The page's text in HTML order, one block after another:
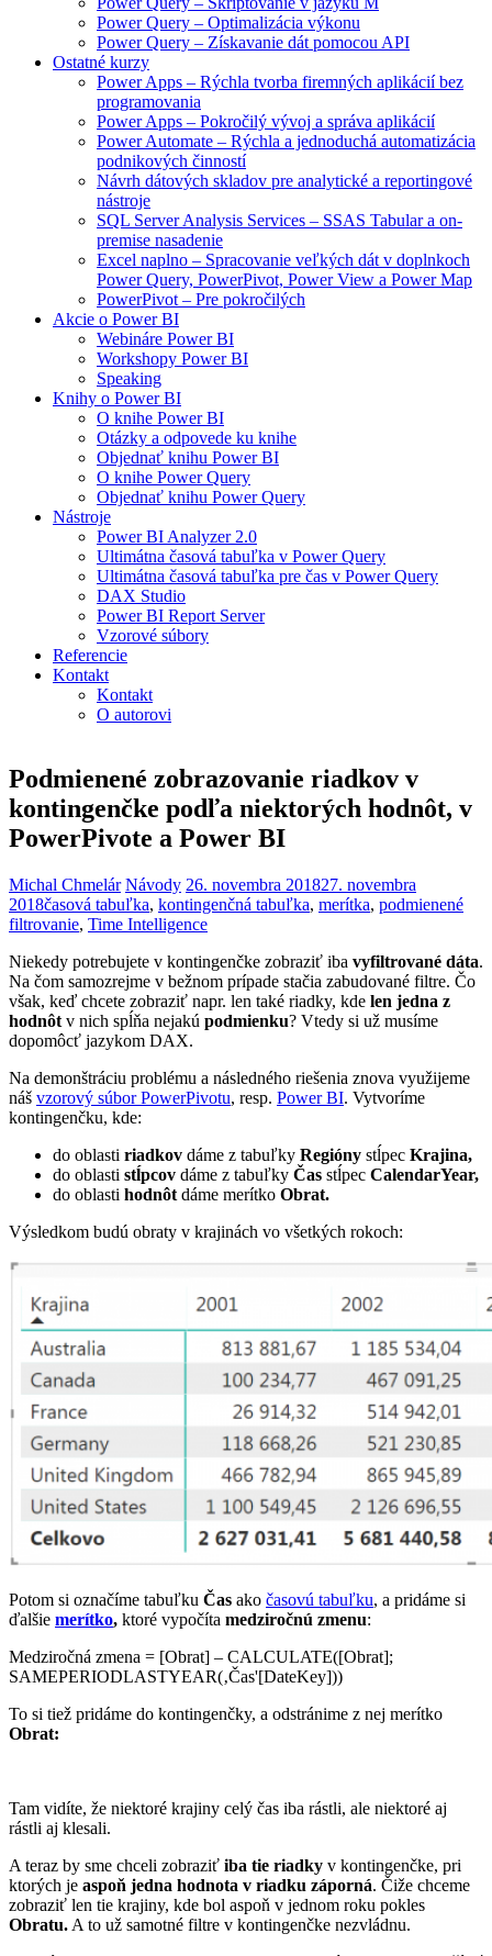
Power Query – Optimalizácia výkonu
Power Query – Získavanie dát pomocou API
Ostatné kurzy
Power Apps – Rýchla tvorba firemných aplikácií bez
programovania
Power Apps – Pokročilý vývoj a správa aplikácií
Power Automate – Rýchla a jednoduchá automatizácia
podnikových činností
Návrh dátových skladov pre analytické a reportingové
nástroje
SQL Server Analysis Services – SSAS Tabular a on-
premise nasadenie
Excel naplno – Spracovanie veľkých dát v doplnkoch
Power Query, PowerPivot, Power View a Power Map
PowerPivot – Pre pokročilých
Akcie o Power BI
Webináre Power BI
Workshopy Power BI
Speaking
Knihy o Power BI
O knihe Power BI
Otázky a odpovede ku knihe
Objednať knihu Power BI
O knihe Power Query
Objednať knihu Power Query
Nástroje
Power BI Analyzer 2.0
Ultimátna časová tabuľka v Power Query
Ultimátna časová tabuľka pre čas v Power Query
DAX Studio
Power BI Report Server
Vzorové súbory
Referencie
Kontakt
Kontakt
O autorovi
Podmienené zobrazovanie riadkov v
kontingenčke podľa niektorých hodnôt, v
PowerPivote a Power BI
Michal Chmelár Návody 26. novembra 201827. novembra
2018časová tabuľka, kontingenčná tabuľka, merítka, podmienené
filtrovanie, Time Intelligence
Niekedy potrebujete v kontingenčke zobraziť iba vyfiltrované dáta.
Na čom samozrejme v bežnom prípade stačia zabudované filtre. Čo
však, keď chcete zobraziť napr. len také riadky, kde len jedna z
hodnôt v nich spĺňa nejakú podmienku? Vtedy si už musíme
dopomôcť jazykom DAX.
Na demonštráciu problému a následného riešenia znova využijeme
náš vzorový súbor PowerPivotu, resp. Power BI. Vytvoríme
kontingenčku, kde:
do oblasti riadkov dáme z tabuľky Regióny stĺpec Krajina,
do oblasti stĺpcov dáme z tabuľky Čas stĺpec CalendarYear,
do oblasti hodnôt dáme merítko Obrat.
Výsledkom budú obraty v krajinách vo všetkých rokoch:
Potom si označíme tabuľku Čas ako časovú tabuľku, a pridáme si
ďalšie merítko, ktoré vypočíta medziročnú zmenu:
Medziročná zmena = [Obrat] – CALCULATE([Obrat];
SAMEPERIODLASTYEAR(‚Čas'[DateKey]))
To si tiež pridáme do kontingenčky, a odstránime z nej merítko
Obrat:
Tam vidíte, že niektoré krajiny celý čas iba rástli, ale niektoré aj
rástli aj klesali.
A teraz by sme chceli zobraziť iba tie riadky v kontingenčke, pri
ktorých je aspoň jedna hodnota v riadku záporná. Čiže chceme
zobraziť len tie krajiny, kde bol aspoň v jednom roku pokles
Obratu. A to už samotné filtre v kontingenčke nezvládnu.